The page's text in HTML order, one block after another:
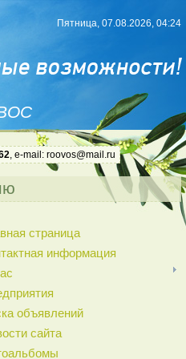
Пятница, 07.08.2026, 04:24
, e-mail: roovos@mail.ru
страница
информация
объявлений
сайта